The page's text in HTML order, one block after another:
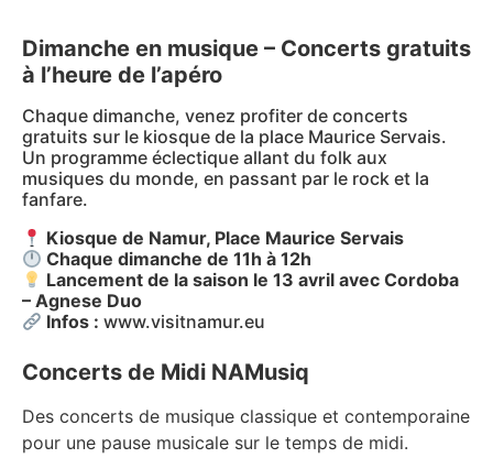
Dimanche en musique – Concerts gratuits
à l’heure de l’apéro
Chaque dimanche, venez profiter de concerts
gratuits sur le kiosque de la place Maurice Servais.
Un programme éclectique allant du folk aux
musiques du monde, en passant par le rock et la
fanfare.
Kiosque de Namur, Place Maurice Servais
Chaque dimanche de 11h à 12h
Lancement de la saison le 13 avril avec Cordoba
– Agnese Duo
Infos : www.visitnamur.eu
Concerts de Midi NAMusiq
Des concerts de musique classique et contemporaine
pour une pause musicale sur le temps de midi.